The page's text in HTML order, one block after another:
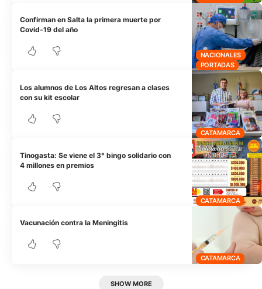
NACIONALES
PORTADAS
Confirman en Salta la primera muerte por
Covid-19 del año
CATAMARCA
Los alumnos de Los Altos regresan a clases
con su kit escolar
CATAMARCA
Tinogasta: Se viene el 3° bingo solidario con
4 millones en premios
CATAMARCA
Vacunación contra la Meningitis
SHOW MORE